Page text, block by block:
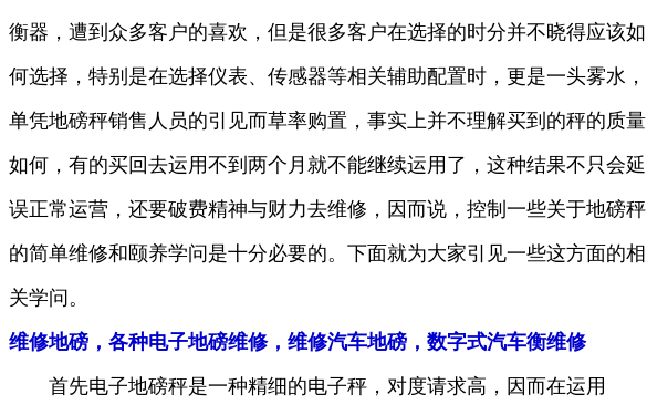
衡器，遭到众多客户的喜欢，但是很多客户在选择的时分并不晓得应该如
何选择，特别是在选择仪表、传感器等相关辅助配置时，更是一头雾水，
单凭地磅秤销售人员的引见而草率购置，事实上并不理解买到的秤的质量
如何，有的买回去运用不到两个月就不能继续运用了，这种结果不只会延
误正常运营，还要破费精神与财力去维修，因而说，控制一些关于地磅秤
的简单维修和颐养学问是十分必要的。下面就为大家引见一些这方面的相
关学问。
维修地磅，各种电子地磅维修，维修汽车地磅，数字式汽车衡维修
首先电子地磅秤是一种精细的电子秤，对度请求高，因而在运用